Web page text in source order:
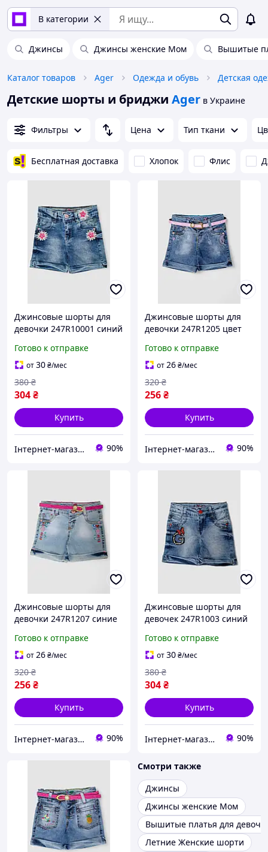
В категории
Джинсы Джинсы женские Мом Вышитые
Каталог товаров Ager Одежда и обувь Детская
Детские шорты и бриджи Ager в Украине
Фильтры Цена Тип ткани
Бесплатная доставка Хлопок Флис
Джинсовые шорты для
девочки 247R10001 синий
для лета удобная посадка
Готово к отправке
от30₴/мес
304₴
380 ₴
Купить
Інтернет-магазин Look 100 Clothes 90%
Джинсовые шорты для
девочки 247R1205 цвет
для лета из
качественного материала
Готово к отправке
от26₴/мес
256₴
320 ₴
Купить
Інтернет-магазин Look 100 Clothes 90%
Джинсовые шорты для
девочки 247R1207 синие
из качественного
материала
Готово к отправке
от26₴/мес
256₴
320 ₴
Купить
Інтернет-магазин Look 100 Clothes 90%
Джинсовые шорты для
девочек 247R1003 синий
для лета удобная посадка
Готово к отправке
от30₴/мес
304₴
380 ₴
Купить
Інтернет-магазин Look 100 Clothes 90%
Смотри также
Джинсы
Джинсы женские Мом
Вышитые платья для
Летние Женские шорти